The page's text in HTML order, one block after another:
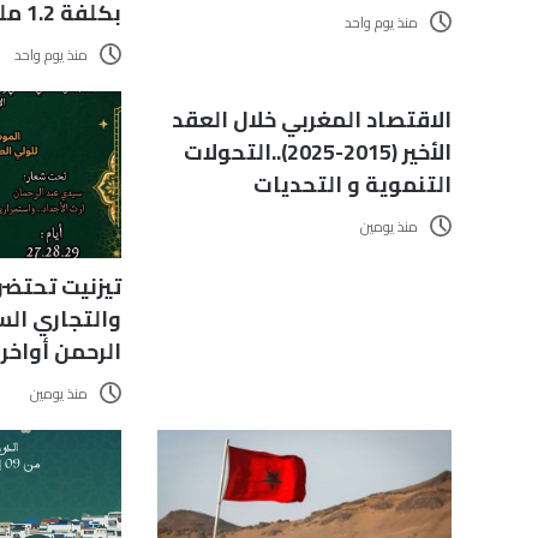
منذ يوم واحد
بكلفة 1.2 مليون درهم
منذ يوم واحد
الاقتصاد المغربي خلال العقد
الأخير (2015-2025)..التحولات
التنموية و التحديات
منذ يومين
تيزنيت
والتجاري
الرحمن
منذ يومين